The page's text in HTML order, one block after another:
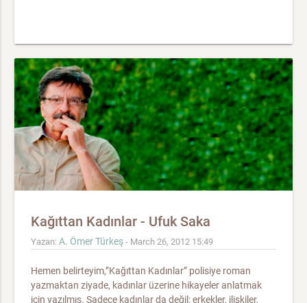
Kağıttan Kadınlar - Ufuk Saka
Yazan: A. Ömer Türkeş - March 26, 2012 15:49
Hemen belirteyim,”Kağıttan Kadınlar” polisiye roman
yazmaktan ziyade, kadınlar üzerine hikayeler anlatmak
için yazılmış. Sadece kadınlar da değil; erkekler, ilişkiler,